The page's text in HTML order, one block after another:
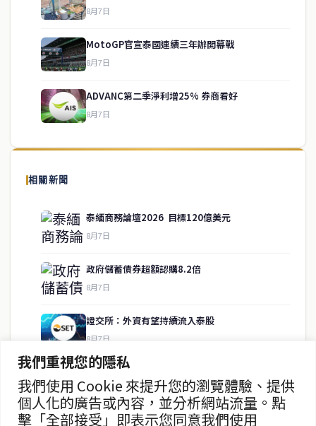
我們重視您的隱私
我們使用 Cookie 來提升您的瀏覽體驗、提供
個人化的廣告或內容，並分析網站流量。點
擊「全部接受」即表示您同意我們使用
8月7日
MotoGP官宣泰國連續三年辦開幕戰
8月7日
ADVANC第二季淨利增25% 券商看好
8月7日
相關新聞
泰緬商務論壇2026 目標120億美元
8月7日
政府儲蓄債券超額認購8.2倍
8月7日
證交所：外資有望持續流入泰股
8月7日
泰股8月6日收漲0.30% 報1614點
8月7日
ADVANC第二季淨利增25% 券商看好
關於我們
泰國中文新聞（TCN）是一家總部設於曼谷的中文新聞媒體，致力於
供即時、客觀、多元的中文新聞內容。
房地產
聯絡資訊
歡迎來信洽詢合作事宜
service@thaichinesenews.com